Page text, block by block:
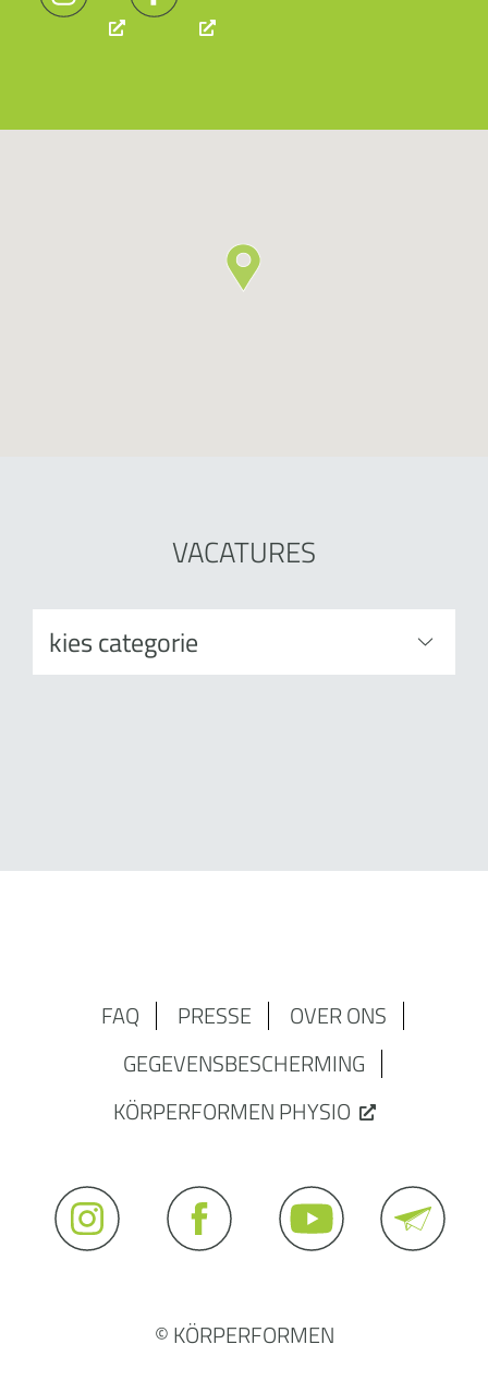
VACATURES
FAQ PRESSE
OVER ONS
GEGEVENSBESCHERMING
KÖRPERFORMEN PHYSIO
© KÖRPERFORMEN